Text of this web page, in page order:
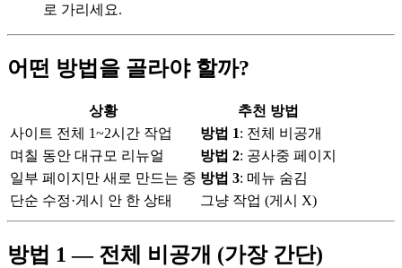
로 가리세요.
어떤 방법을 골라야 할까?
상황
추천 방법
사이트 전체 1~2시간 작업
방법 1: 전체 비공개
며칠 동안 대규모 리뉴얼
방법 2: 공사중 페이지
일부 페이지만 새로 만드는 중 방법 3: 메뉴 숨김
단순 수정·게시 안 한 상태
그냥 작업 (게시 X)
방법 1 — 전체 비공개 (가장 간단)